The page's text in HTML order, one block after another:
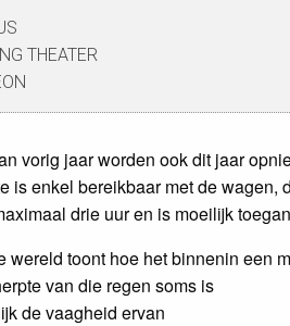
THEATER
vorig jaar worden ook dit jaar
is enkel bereikbaar met de wagen,
drie uur en is moeilijk
wereld toont hoe het binnenin een
van die regen soms is
de vaagheid ervan